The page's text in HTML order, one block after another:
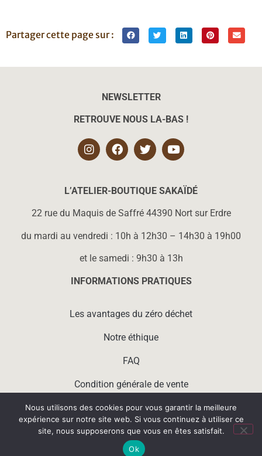
Partager cette page sur :
L’ATELIER-BOUTIQUE SAKAÏDÉ
22 rue du Maquis de Saffré 44390 Nort sur Erdre
du mardi au vendredi : 10h à 12h30 – 14h30 à 19h00
et le samedi : 9h30 à 13h
INFORMATIONS PRATIQUES
Les avantages du zéro déchet
Notre éthique
FAQ
Condition générale de vente
Mentions légales
Nos partenaires
NEWSLETTER
RETROUVE NOUS LA-BAS !
Nous utilisons des cookies pour vous garantir la meilleure
expérience sur notre site web. Si vous continuez à utiliser ce
site, nous supposerons que vous en êtes satisfait.
Ok